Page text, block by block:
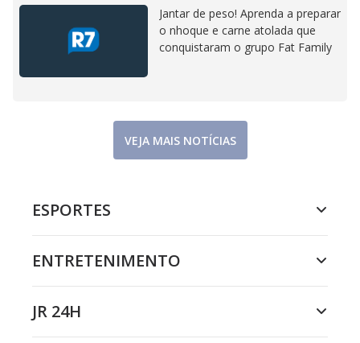
Jantar de peso! Aprenda a preparar
o nhoque e carne atolada que
conquistaram o grupo Fat Family
VEJA MAIS NOTÍCIAS
ESPORTES
ENTRETENIMENTO
JR 24H